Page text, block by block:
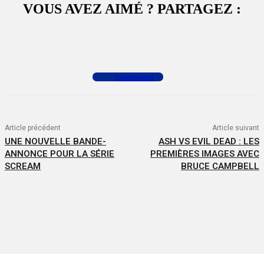
VOUS AVEZ AIMÉ ? PARTAGEZ :
Commenter
Article précédent
UNE NOUVELLE BANDE-
ANNONCE POUR LA SÉRIE
SCREAM
Article suivant
ASH VS EVIL DEAD : LES
PREMIÈRES IMAGES AVEC
BRUCE CAMPBELL